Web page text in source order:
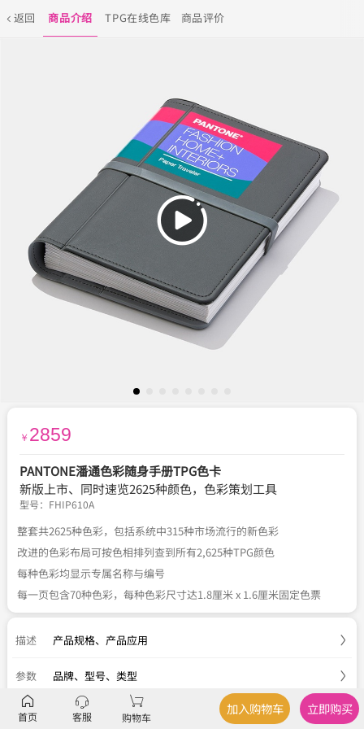
返回 商品介绍 TPG在线色库 商品评价
￥ 2859
PANTONE潘通色彩随身手册TPG色卡
新版上市、同时速览2625种颜色，色彩策划工具
型号： FHIP610A
整套共2625种色彩，包括系统中315种市场流行的新色彩
改进的色彩布局可按色相排列查到所有2,625种TPG颜色
每种色彩均显示专属名称与编号
每一页包含70种色彩，每种色彩尺寸达1.8厘米 x 1.6厘米固定色票
描述 产品规格、 产品应用
参数 品牌、型号、类型
服务 官方正品 关于税费、 七天退换
首页 客服 购物车
加入购物车 立即购买